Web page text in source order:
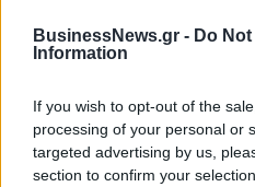
BusinessNews.gr - Do
Information
If you wish to opt-out of the
processing of your personal or
targeted advertising by us,
section to confirm your
ΔΗΜΟΦΙΛΗ